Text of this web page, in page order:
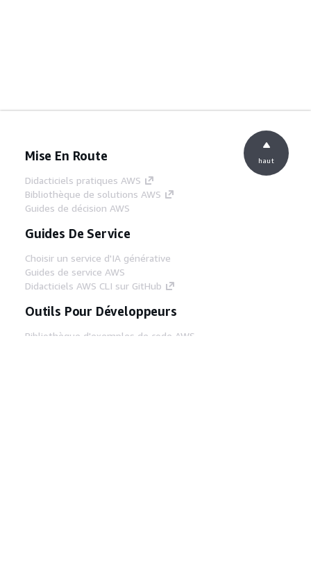
Mise En Route
Didacticiels pratiques AWS
Bibliothèque de solutions AWS
Guides de décision AWS
Guides De Service
Choisir un service d'IA générative
Guides de service AWS
Didacticiels AWS CLI sur GitHub
Outils Pour Développeurs
Bibliothèque d'exemples de code AWS
haut